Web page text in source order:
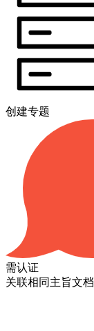
创建专题
需认证
关联相同主旨文档